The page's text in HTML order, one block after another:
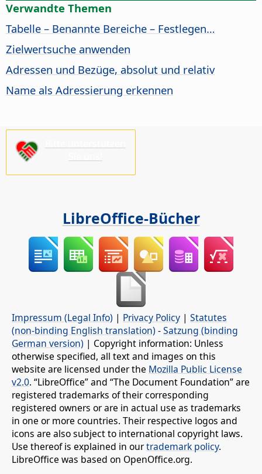
Verwandte Themen
Tabelle – Benannte Bereiche – Festlegen…
Zielwertsuche anwenden
Adressen und Bezüge, absolut und relativ
Name als Adressierung erkennen
LibreOffice-Bücher
Impressum (Legal Info) | Privacy Policy | Statutes
(non-binding English translation) -Satzung (binding
German version) | Copyright information: Unless
otherwise specified, all text and images on this
website are licensed under the Mozilla Public License
v2.0. “LibreOffice” and “The Document Foundation” are
registered trademarks of their corresponding
registered owners or are in actual use as trademarks
in one or more countries. Their respective logos and
icons are also subject to international copyright laws.
Use thereof is explained in ourtrademark policy.
LibreOffice was based on OpenOffice.org.